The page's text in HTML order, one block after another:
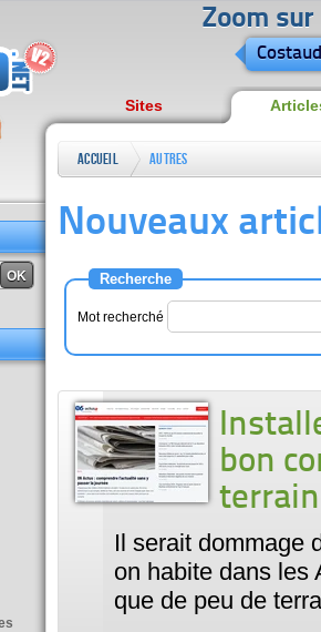
Zoom sur
Sites
Accueil Autres
Nouveaux
Recherche
Mot recherché
bon
terrain
Il serait dommage
on habite dans les
que de peu de
OK